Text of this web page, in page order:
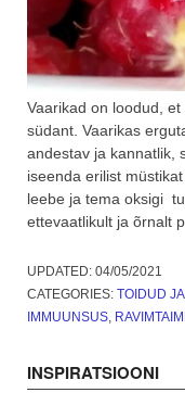
Vaarikad on loodud,
südant. Vaarikas
andestav ja kannatlik,
iseenda erilist
leebe ja tema oksigi
ettevaatlikult ja õrnalt
UPDATED: 04/05/2021
CATEGORIES: TOIDUD
IMMUUNSUS,
INSPIRATSIOONI